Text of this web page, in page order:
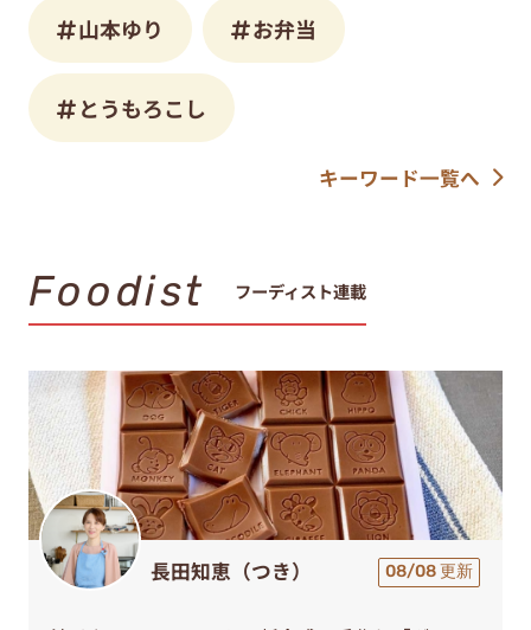
山本ゆり お弁当
とうもろこし
キーワード一覧へ
Foodist フーディスト連載
長田知恵（つき） 08/08 更新